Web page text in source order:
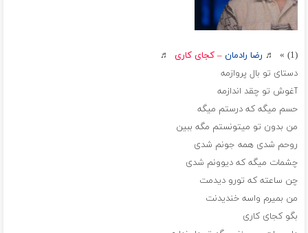
(1) » ♬ رضا رادمان – کجای کاری
♬
دستای تو بال پروازمه
آغوش تو چقد اندازمه
حسم میگه که درستم میگه
من بدون تو میتونستم مگه ببین
روحم شدی همه جونم شدی
چشمات میگه که دیوونم شدی
چن ساعته که تورو دیدمت
من بمیرم واسه خندیدنت
بگو کجای کاری